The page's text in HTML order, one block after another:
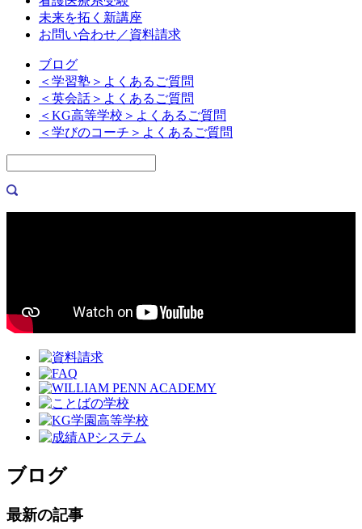
未来を拓く新講座
お問い合わせ／資料請求
ブログ
＜学習塾＞よくあるご質問
＜英会話＞よくあるご質問
＜KG高等学校＞よくあるご質問
＜学びのコーチ＞よくあるご質問
ブログ
最新の記事